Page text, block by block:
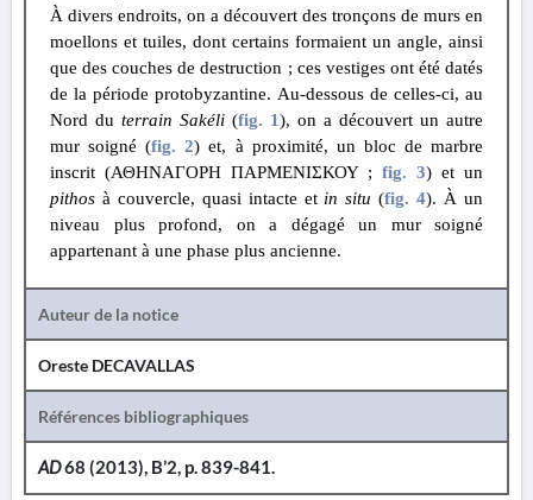
À divers endroits, on a découvert des tronçons de murs en
moellons et tuiles, dont certains formaient un angle, ainsi
que des couches de destruction ; ces vestiges ont été datés
de la période protobyzantine. Au-dessous de celles-ci, au
Nord du terrain Sakéli (fig. 1), on a découvert un autre
mur soigné(fig. 2) et, à proximité, un bloc de marbre
inscrit (ΑΘΗΝΑΓΟΡΗ ΠΑΡΜΕΝΙΣΚΟΥ ; fig. 3) et un
pithos à couvercle, quasi intacte et in situ (fig. 4). À un
niveau plus profond, on a dégagé un mur soigné
appartenant à une phase plus ancienne.
Auteur de la notice
Oreste DECAVALLAS
Références bibliographiques
AD68 (2013), B’2, p. 839-841.